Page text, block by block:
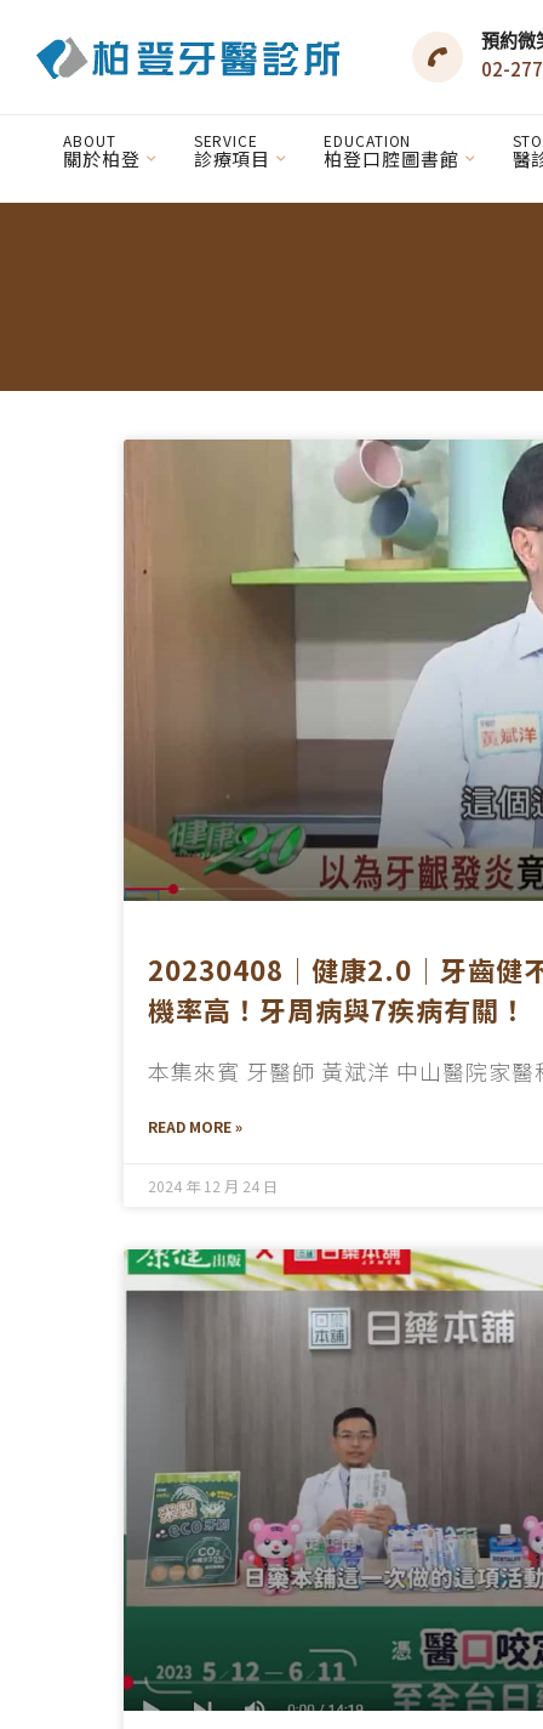
預約微
02-
關於柏登
ABOUT
診療項目
SERVICE
柏登口腔圖書館
EDUCATION
醫
20230408│健康2.0│牙齒健
機率高！牙周病與7疾病有關！
本集來賓 牙醫師 黃斌洋 中山醫院家醫
READ MORE »
2024 年 12 月 24 日